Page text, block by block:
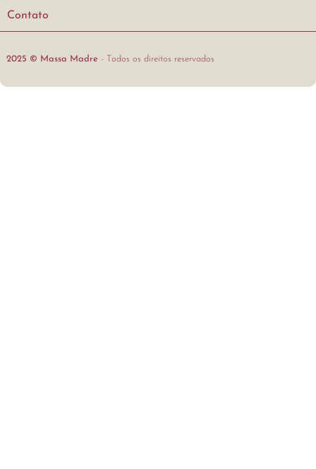
Contato
2025 © Massa Madre - Todos os direitos reservados